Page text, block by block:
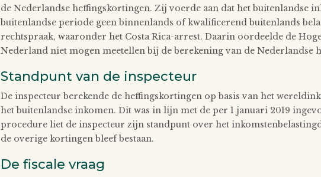
de Nederlandse heffingskortingen. Zij voerde aan dat het buitenlandse
buitenlandse periode geen binnenlands of kwalificerend buitenlands
rechtspraak, waaronder het Costa Rica-arrest. Daarin oordeelde de
Nederland niet mogen meetellen bij de berekening van de Nederlandse
Standpunt van de inspecteur
De inspecteur berekende de heffingskortingen op basis van het
het buitenlandse inkomen. Dit was in lijn met de per 1 januari 2019
procedure liet de inspecteur zijn standpunt over het
de overige kortingen bleef bestaan.
De fiscale vraag